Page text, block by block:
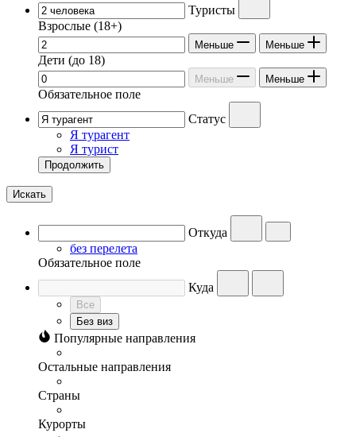
Туристы
Взрослые (18+)
Меньше Меньше
Дети (до 18)
Меньше Меньше
Обязательное поле
Статус
Я турагент
Я турист
Продолжить
Искать
Откуда
без перелета
Обязательное поле
Куда
Все
Без виз
Популярные направления
Остальные направления
Страны
Курорты